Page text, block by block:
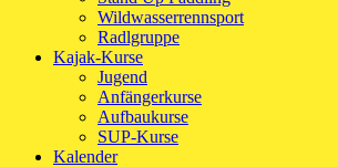
Wildwasserrennsport
Radlgruppe
Kajak-Kurse
Jugend
Anfängerkurse
Aufbaukurse
SUP-Kurse
Kalender